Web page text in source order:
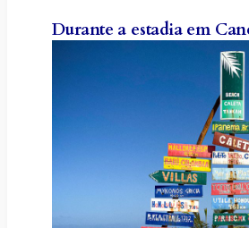
Durante a estadia em